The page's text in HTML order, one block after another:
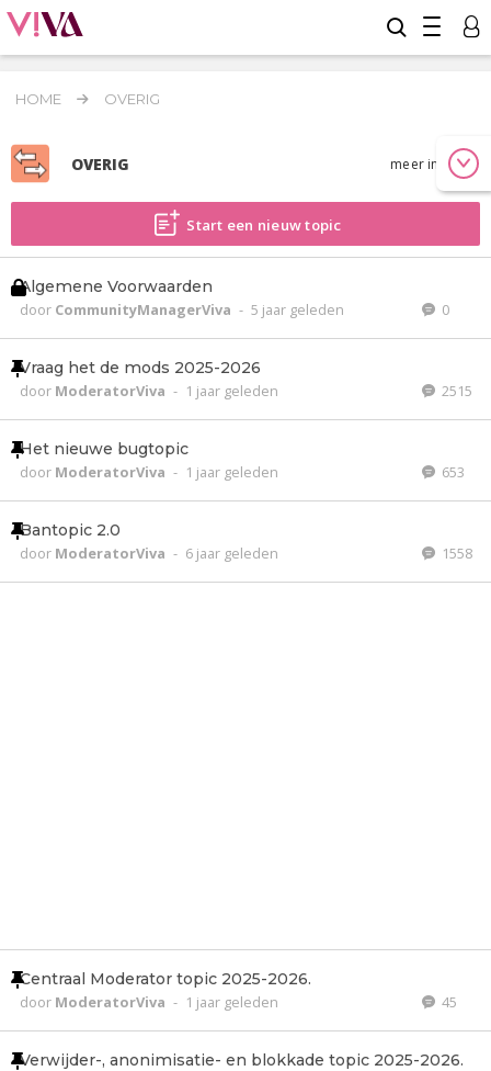
HOME OVERIG
OVERIG meer info
Start een nieuw topic
Algemene Voorwaarden
door CommunityManagerViva - 5 jaar geleden 0
Vraag het de mods 2025-2026
door ModeratorViva - 1 jaar geleden 2515
Het nieuwe bugtopic
door ModeratorViva - 1 jaar geleden 653
Bantopic 2.0
door ModeratorViva - 6 jaar geleden 1558
Centraal Moderator topic 2025-2026.
door ModeratorViva - 1 jaar geleden 45
Verwijder-, anonimisatie- en blokkade topic 2025-2026.